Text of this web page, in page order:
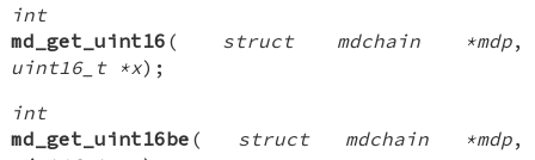
int
md_get_uint16 ( struct mdchain *mdp,
uint16_t *x);
int
md_get_uint16be ( struct mdchain *mdp,